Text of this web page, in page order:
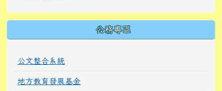
公務專區
公文整合系統
地方教育發展基金